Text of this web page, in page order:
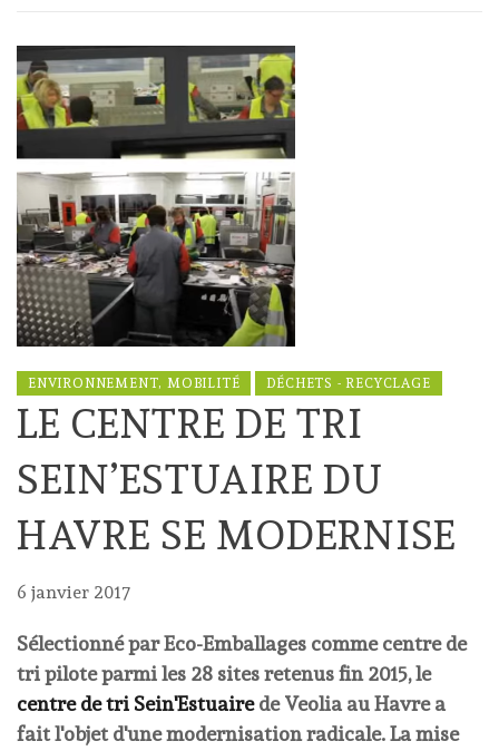
ENVIRONNEMENT, MOBILITÉ DÉCHETS - RECYCLAGE
LE CENTRE DE TRI
SEIN’ESTUAIRE DU
HAVRE SE MODERNISE
6 janvier 2017
Sélectionné par Eco-Emballages comme centre de
tri pilote parmi les 28 sites retenus fin 2015, le
centre de tri Sein'Estuairede Veolia au Havre a
fait l'objet d'une modernisation radicale. La mise